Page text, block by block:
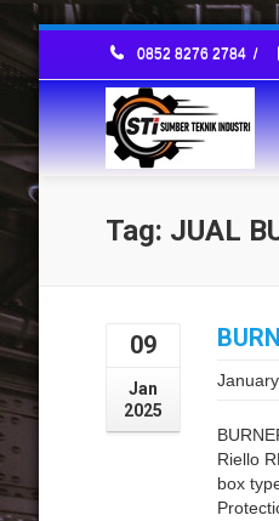
0852 8276 2784 /
Tag: JUAL
09
Jan
2025
Riello
box